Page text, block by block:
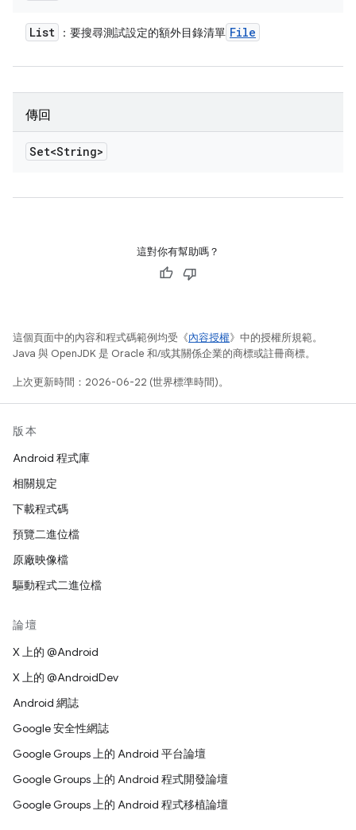
List ：要搜尋測試設定的額外目錄清單 File
傳回
Set<String>
這對你有幫助嗎？
這個頁面中的內容和程式碼範例均受《內容授權》中的授權所規範。
Java 與 OpenJDK 是 Oracle 和/或其關係企業的商標或註冊商標。
上次更新時間：2026-06-22 (世界標準時間)。
版本
Android 程式庫
相關規定
下載程式碼
預覽二進位檔
原廠映像檔
驅動程式二進位檔
論壇
X 上的 @Android
X 上的 @AndroidDev
Android 網誌
Google 安全性網誌
Google Groups 上的 Android 平台論壇
Google Groups 上的 Android 程式開發論壇
Google Groups 上的 Android 程式移植論壇